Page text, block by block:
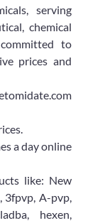
serving
chemical
to
prices and
a day online
like: New
3fpvp, A-pvp,
hexen,